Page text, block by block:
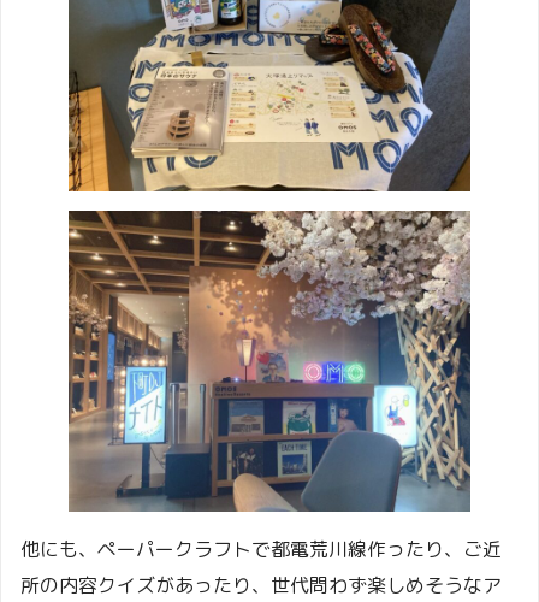
他にも、ペーパークラフトで都電荒川線作ったり、ご近
所の内容クイズがあったり、世代問わず楽しめそうなア